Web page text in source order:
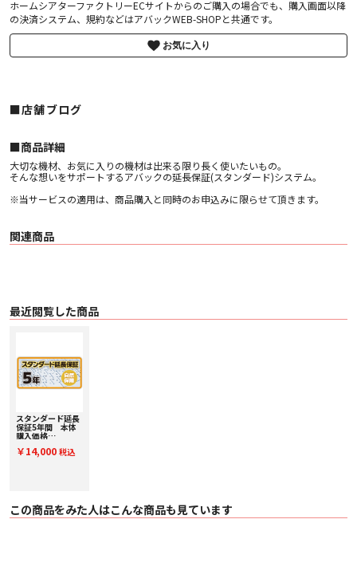
ホームシアターファクトリーECサイトからのご購入の場合でも、購入画面以降
の決済システム、規約などはアバックWEB-SHOPと共通です。
お気に入り
■店舗ブログ
■︎商品詳細
大切な機材、お気に入りの機材は出来る限り長く使いたいもの。
そんな想いをサポートするアバックの延長保証(スタンダード)システム。
※当サービスの適用は、商品購入と同時のお申込みに限らせて頂きます。
関連商品
最近閲覧した商品
スタンダード延長
保証5年間 本体
購入価格
￥225,000(税
￥14,000 税込
この商品をみた人はこんな商品も見ています